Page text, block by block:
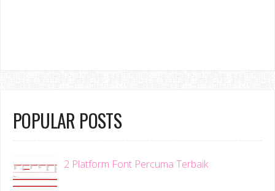
POPULAR POSTS
2 Platform Font Percuma Terbaik